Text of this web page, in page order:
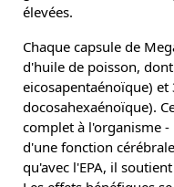
élevées.
Chaque capsule de
d'huile de poisson,
eicosapentaénoïque)
docosahexaénoïque).
complet à l'organisme
d'une fonction
qu'avec l'EPA, il